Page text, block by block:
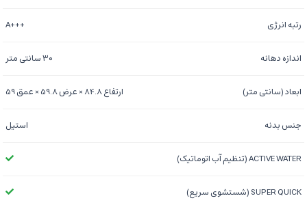
رتبه انرژی +++A
اندازه دهانه ۳۰ سانتی متر
ابعاد (سانتی متر) ارتفاع 84.8 × عرض 59.8 × عمق 59
جنس بدنه استیل
ACTIVE WATER (تنظیم آب اتوماتیک)
SUPER QUICK (شستشوی سریع)